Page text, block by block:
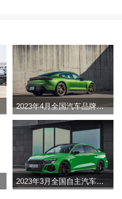
2023年4月全国汽车品牌销量排行榜完整版
2023年3月全国自主汽车品牌销量排行榜完整版